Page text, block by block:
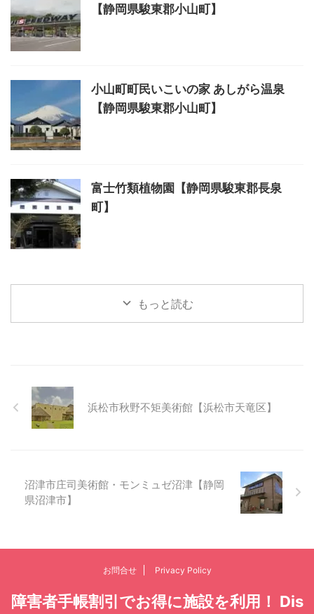
【静岡県駿東郡小山町】
小山町町民いこいの家 あしがら温泉
【静岡県駿東郡小山町】
富士竹類植物園【静岡県駿東郡長泉
町】
もっと読む
浜松市秋野不矩美術館【浜松市天竜区】
沼津市庄司美術館・モンミュゼ沼津【静岡
県沼津市】
お問合せ Privacy Policy
障害者手帳割引でお得に施設を利用！ Dis